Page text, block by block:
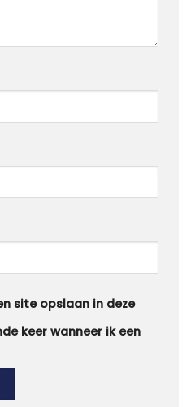
site opslaan in deze
keer wanneer ik een